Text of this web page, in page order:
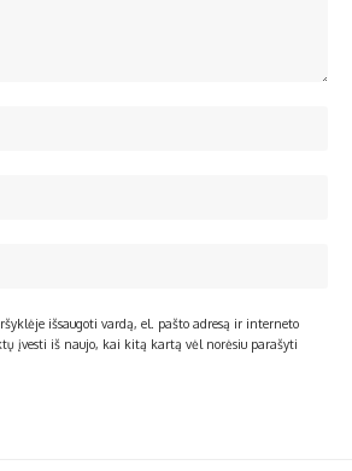
išsaugoti vardą, el. pašto adresą ir interneto
įvesti iš naujo, kai kitą kartą vėl norėsiu parašyti